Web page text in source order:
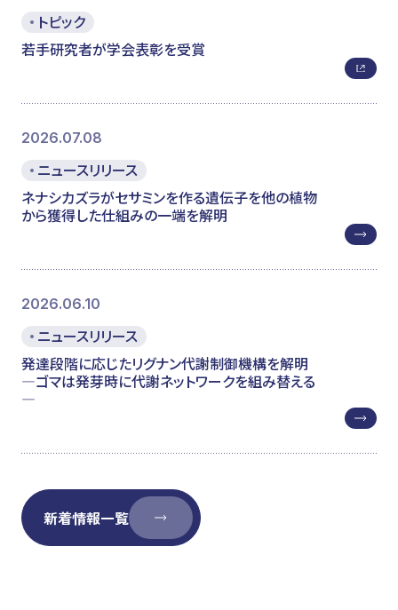
トピック
若手研究者が学会表彰を受賞
2026.07.08
ニュースリリース
ネナシカズラがセサミンを作る遺伝子を他の植物
から獲得した仕組みの一端を解明
2026.06.10
ニュースリリース
発達段階に応じたリグナン代謝制御機構を解明
―ゴマは発芽時に代謝ネットワークを組み替える
―
新着情報一覧